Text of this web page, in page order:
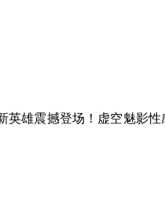
英雄震撼登场！虚空魅影